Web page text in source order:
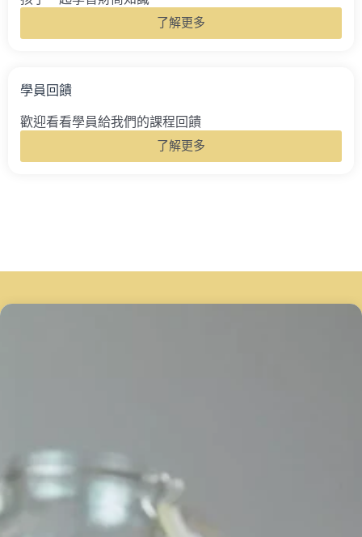
了解更多
學員回饋
歡迎看看學員給我們的課程回饋
了解更多